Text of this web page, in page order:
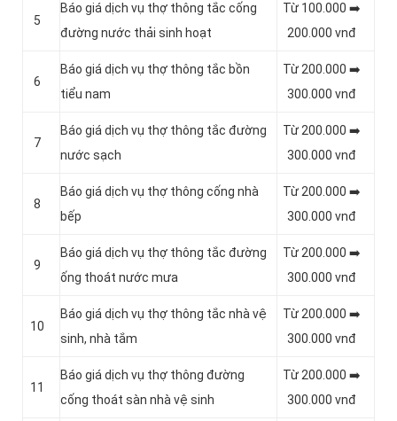
5
‎Báo giá dịch vụ thợ thông tắc cống
đường nước thải sinh hoạt
Từ 100.000 ➡️
200.000 vnđ
6
Báo giá dịch vụ thợ thông tắc bồn
tiểu nam
Từ 200.000 ➡️
300.000 vnđ
7
Báo giá dịch vụ thợ thông tắc đường
nước sạch
Từ 200.000 ➡️
300.000 vnđ
8
Báo giá dịch vụ thợ thông cống nhà
bếp
Từ 200.000 ➡️
300.000 vnđ
9
Báo giá dịch vụ thợ thông tắc đường
ống thoát nước mưa
Từ 200.000 ➡️
300.000 vnđ
10
Báo giá dịch vụ thợ thông tắc nhà vệ
sinh, nhà tắm
Từ 200.000 ➡️
300.000 vnđ
11
Báo giá dịch vụ thợ thông đường
cống thoát sàn nhà vệ sinh
Từ 200.000 ➡️
300.000 vnđ